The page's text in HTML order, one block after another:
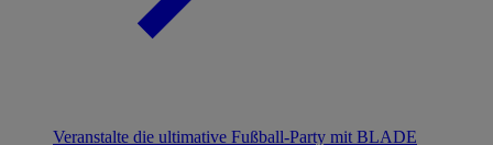
Veranstalte die ultimative Fußball-Party mit BLADE